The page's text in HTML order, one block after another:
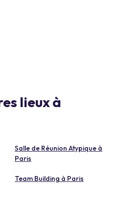
lieux à
Salle de Réunion Atypique à
Paris
Team Building à Paris